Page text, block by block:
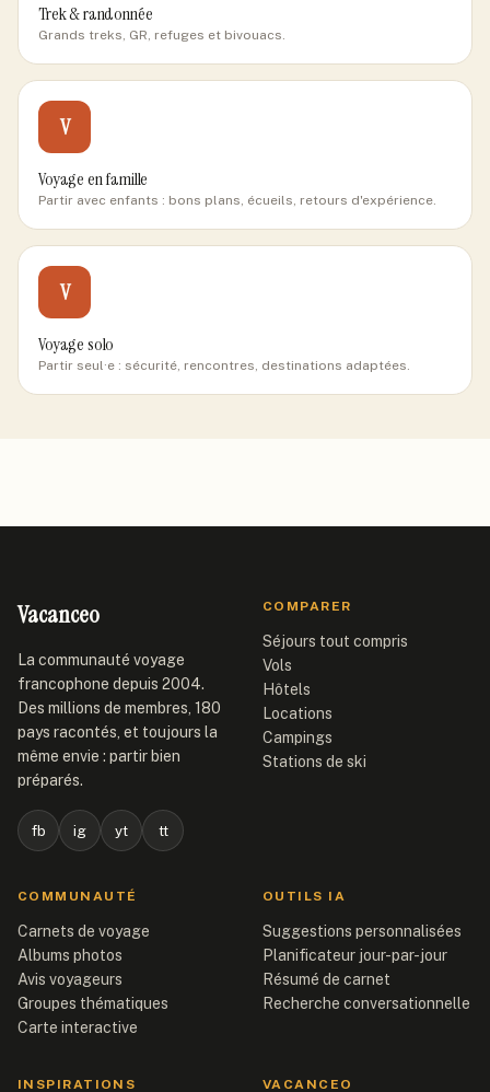
Trek & randonnée
Grands treks, GR, refuges et bivouacs.
V
Voyage en famille
Partir avec enfants : bons plans, écueils, retours d'expérience.
V
Voyage solo
Partir seul·e : sécurité, rencontres, destinations adaptées.
Vacanceo
La communauté voyage
francophone depuis 2004.
Des millions de membres, 180
pays racontés, et toujours la
même envie : partir bien
préparés.
fb ig yt tt
COMPARER
Séjours tout compris
Vols
Hôtels
Locations
Campings
Stations de ski
COMMUNAUTÉ
Carnets de voyage
Albums photos
Avis voyageurs
Groupes thématiques
Carte interactive
OUTILS IA
Suggestions personnalisées
Planificateur jour-par-jour
Résumé de carnet
Recherche conversationnelle
INSPIRATIONS VACANCEO